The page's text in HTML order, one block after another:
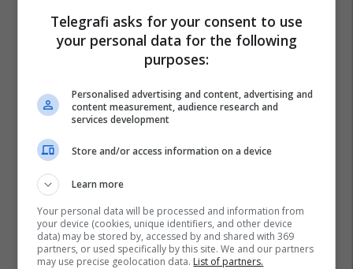
Policia E Kosovës Aksident
Komuna Skenderaj
Telegrafi asks for your consent to use
your personal data for the following
purposes:
Personalised advertising and content, advertising and
content measurement, audience research and
services development
Store and/or access information on a device
Learn more
Your personal data will be processed and information from
your device (cookies, unique identifiers, and other device
data) may be stored by, accessed by and shared with 369
partners, or used specifically by this site. We and our partners
may use precise geolocation data. List of partners.